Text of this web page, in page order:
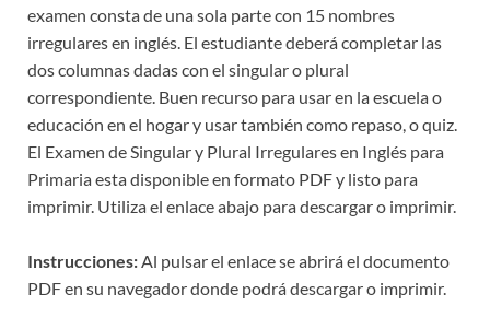
examen consta de una sola parte con 15 nombres
irregulares en inglés. El estudiante deberá completar las
dos columnas dadas con el singular o plural
correspondiente. Buen recurso para usar en la escuela o
educación en el hogar y usar también como repaso, o quiz.
El Examen de Singular y Plural Irregulares en Inglés para
Primaria esta disponible en formato PDF y listo para
imprimir. Utiliza el enlace abajo para descargar o imprimir.
Instrucciones:Al pulsar el enlace se abrirá el documento
PDF en su navegador donde podrá descargar o imprimir.